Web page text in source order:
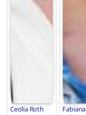
Cecilia Roth
Fabiana